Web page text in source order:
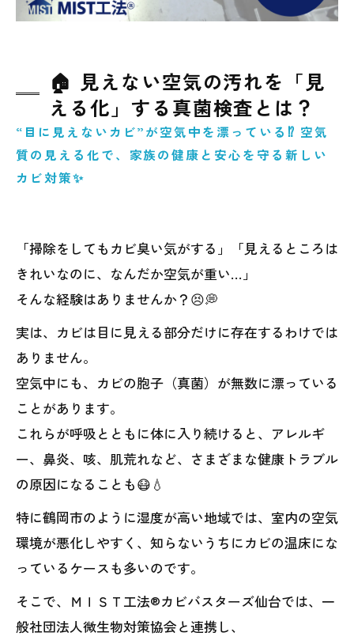
🏠 見えない空気の汚れを「見
える化」する真菌検査とは？
“目に見えないカビ”が空気中を漂っている⁉ 空気
質の見える化で、家族の健康と安心を守る新しい
カビ対策✨
「掃除をしてもカビ臭い気がする」「見えるところは
きれいなのに、なんだか空気が重い…」
そんな経験はありませんか？😣💭
実は、カビは目に見える部分だけに存在するわけでは
ありません。
空気中にも、カビの胞子（真菌）が無数に漂っている
ことがあります。
これらが呼吸とともに体に入り続けると、アレルギ
ー、鼻炎、咳、肌荒れなど、さまざまな健康トラブル
の原因になることも😷💧
特に鶴岡市のように湿度が高い地域では、室内の空気
環境が悪化しやすく、知らないうちにカビの温床にな
っているケースも多いのです。
そこで、ＭＩＳＴ工法®カビバスターズ仙台では、一
般社団法人微生物対策協会と連携し、